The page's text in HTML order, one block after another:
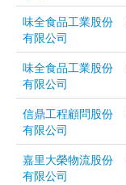
味全食品工業股份
有限公司
味全食品工業股份
有限公司
信鼎工程顧問股份
有限公司
嘉里大榮物流股份
有限公司